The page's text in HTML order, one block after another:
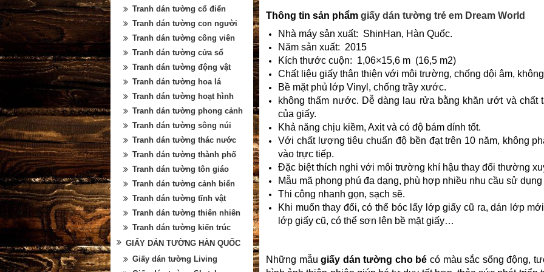
Thông tin sản phẩm giấy dán tường trẻ em Dream World
Nhà máy sản xuất: ShinHan, Hàn Quốc.
Năm sản xuất: 2015
Kích thước cuộn: 1,06×15,6 m (16,5 m2)
Chất liệu giấy thân thiện với môi trường, chống dội âm,
Bề mặt phủ lớp Vinyl, chống trầy xước.
không thấm nước. Dễ dàng lau rửa bằng khăn ướt và chất
của giấy.
Khả năng chịu kiềm, Axit và có độ bám dính tốt.
Với chất lượng tiêu chuẩn độ bền đạt trên 10 năm, không
vào trực tiếp.
Đặc biệt thích nghi với môi trường khí hậu thay đổi thường
Mẫu mã phong phú đa dạng, phù hợp nhiều nhu cầu sử
Thi công nhanh gọn, sạch sẽ.
Khi muốn thay đổi, có thể bóc lấy lớp giấy cũ ra, dán lớp
lớp giấy cũ, có thể sơn lên bề mặt giấy…
Những mẫugiấy dán tường cho bé có màu sắc sống động,
Tranh dán tường cổ điển
Tranh dán tường con người
Tranh dán tường công viên
Tranh dán tường cửa sổ
Tranh dán tường động vật
Tranh dán tường hoa lá
Tranh dán tường hoạt hình
Tranh dán tường phong cảnh
Tranh dán tường sông núi
Tranh dán tường thác nước
Tranh dán tường thành phố
Tranh dán tường tôn giáo
Tranh dán tường cảnh biển
Tranh dán tường tĩnh vật
Tranh dán tường thiên nhiên
Tranh dán tường kiến trúc
GIẤY DÁN TƯỜNG HÀN QUỐC
Giấy dán tường Living